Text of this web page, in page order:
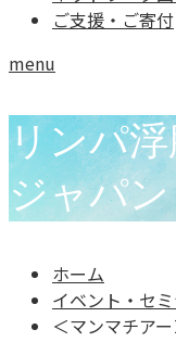
ご支援・ご寄付
menu
リンパ
ジャパン
ホーム
イベント・セ
＜マンマチア